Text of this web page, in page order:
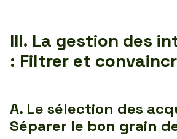
III. La gestion des
: Filtrer et
A. Le sélection des
Séparer le bon grain